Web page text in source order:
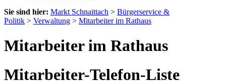
Sie sind hier: Markt Schnaittach > Bürgerservice &
Politik > Verwaltung > Mitarbeiter im Rathaus
Mitarbeiter im Rathaus
Mitarbeiter-Telefon-Liste